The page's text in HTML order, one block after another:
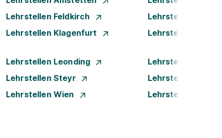
Lehrstellen Feldkirch
Lehrstellen Graz
Lehrstellen Klagenfurt
Lehrstellen
Lehrstellen Leonding
Lehrstellen Linz
Lehrstellen Steyr
Lehrstellen Traun
Lehrstellen Wien
Lehrstellen